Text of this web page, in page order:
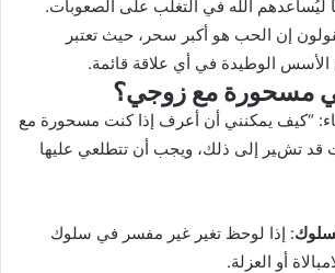
ليُساعدهم الله في التغلب على الصعوبات.
إن الحب هو أكبر سحر، حيث تعتبر
الأسس الوطيدة في أي علاقة قائمة.
مسحورة مع زوجي؟
“كيف يمكنني أن أعرف إذا كنت مسحورة مع
قد تشير إلى ذلك، ويجب أن تتطلعي عليها
: إذا لوحظ تغير غير مفسر في سلوك
أو العزلة.